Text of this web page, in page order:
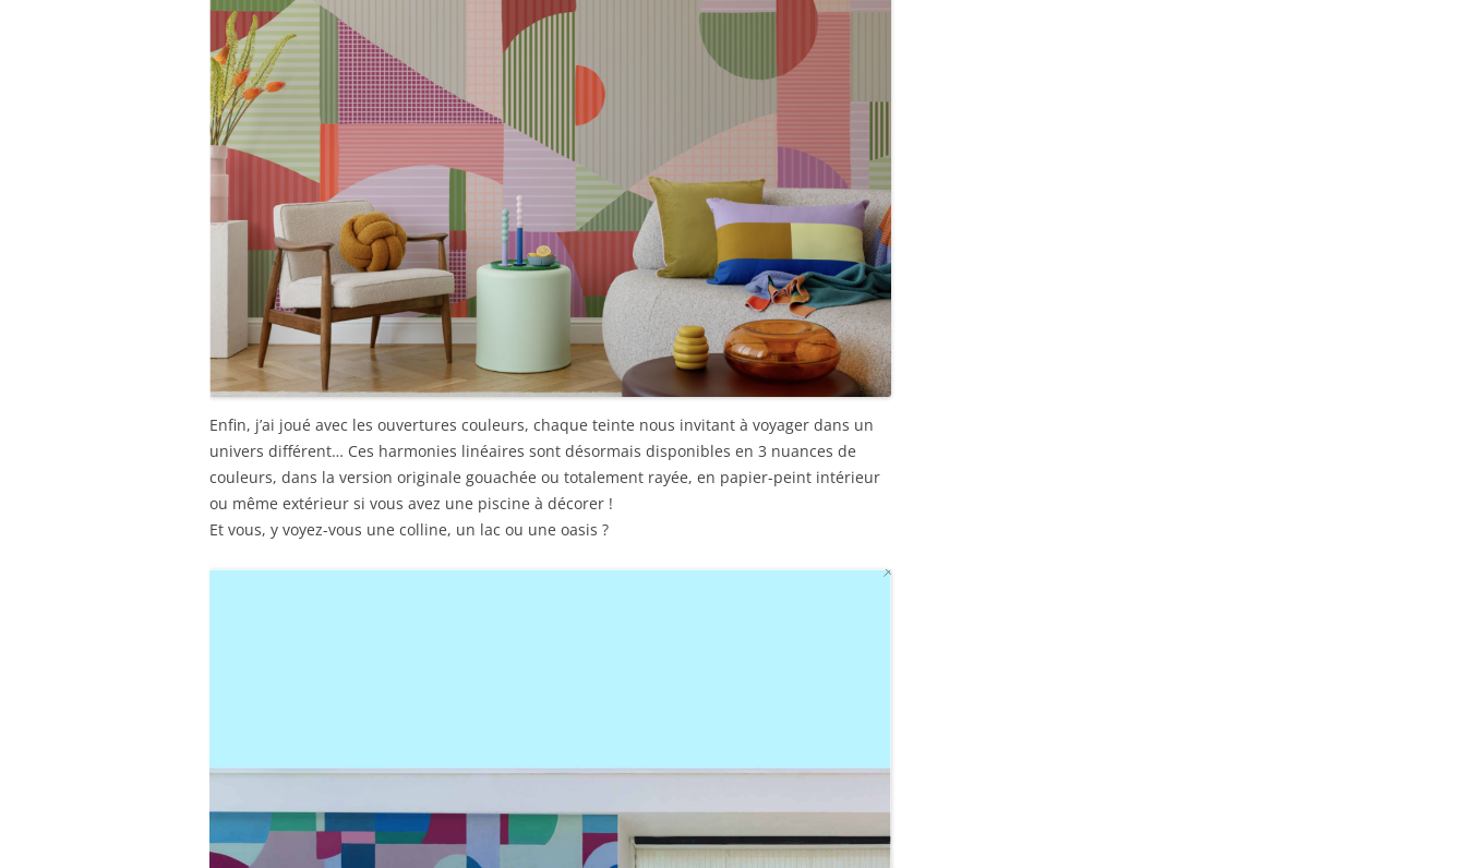
Enfin, j’ai joué avec les ouvertures couleurs, chaque teinte nous invitant à voyager dans un
univers différent… Ces harmonies linéaires sont désormais disponibles en 3 nuances de
couleurs, dans la version originale gouachée ou totalement rayée, en papier-peint intérieur
ou même extérieur si vous avez une piscine à décorer !
Et vous, y voyez-vous une colline, un lac ou une oasis ?